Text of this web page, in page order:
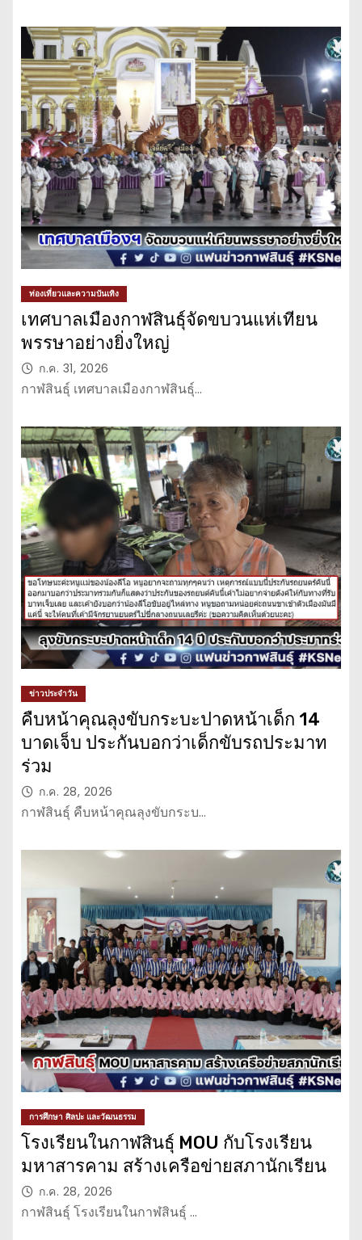
ท่องเที่ยวและความบันเทิง
เทศบาลเมืองกาฬสินธุ์จัดขบวนแห่เทียน
พรรษาอย่างยิ่งใหญ่
ก.ค. 31, 2026
กาฬสินธุ์ เทศบาลเมืองกาฬสินธุ์…
ข่าวประจำวัน
คืบหน้าคุณลุงขับกระบะปาดหน้าเด็ก 14
บาดเจ็บ ประกันบอกว่าเด็กขับรถประมาท
ร่วม
ก.ค. 28, 2026
กาฬสินธุ์ คืบหน้าคุณลุงขับกระบ…
การศึกษา ศิลปะ และวัฒนธรรม
โรงเรียนในกาฬสินธุ์ MOU กับโรงเรียน
มหาสารคาม สร้างเครือข่ายสภานักเรียน
ก.ค. 28, 2026
กาฬสินธุ์ โรงเรียนในกาฬสินธุ์ …